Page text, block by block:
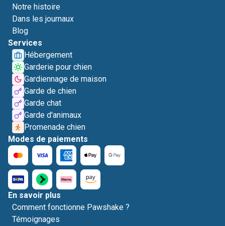
Notre histoire
Dans les journaux
Blog
Services
Hébergement
Garderie pour chien
Gardiennage de maison
Garde de chien
Garde chat
Garde d'animaux
Promenade chien
Modes de paiements
En savoir plus
Comment fonctionne Pawshake ?
Témoignages